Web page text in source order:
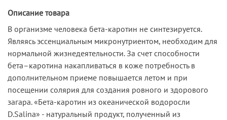
Описание товара
В организме человека бета-каротин не синтезируется.
Являясь эссенциальным микронутриентом, необходим для
нормальной жизнедеятельности. За счет способности
бета–каротина накапливаться в коже потребность в
дополнительном приеме повышается летом и при
посещении солярия для создания ровного и здорового
загара. «Бета-каротин из океанической водоросли
D.Salina» - натуральный продукт, полученный из